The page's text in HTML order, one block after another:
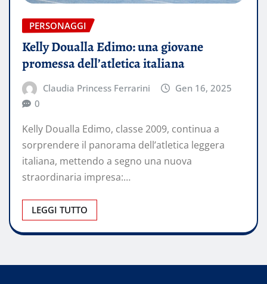
PERSONAGGI
Kelly Doualla Edimo: una giovane
promessa dell’atletica italiana
Claudia Princess Ferrarini
Gen 16, 2025
0
Kelly Doualla Edimo, classe 2009, continua a
sorprendere il panorama dell’atletica leggera
italiana, mettendo a segno una nuova
straordinaria impresa:…
LEGGI TUTTO